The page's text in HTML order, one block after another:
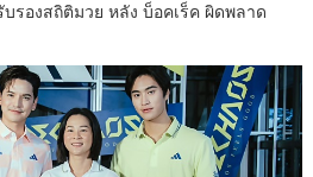
รองสถิติมวย หลัง บ็อคเร็ค ผิดพลาด